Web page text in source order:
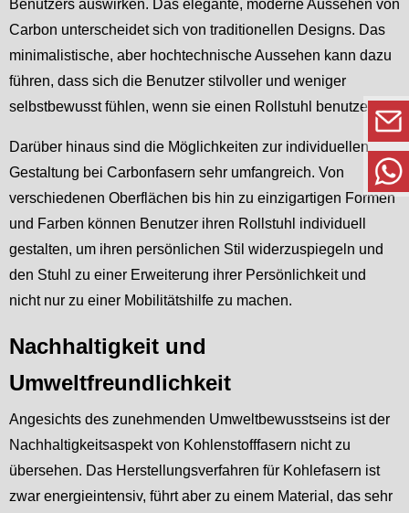
Benutzers auswirken. Das elegante, moderne Aussehen von
Carbon unterscheidet sich von traditionellen Designs. Das
minimalistische, aber hochtechnische Aussehen kann dazu
führen, dass sich die Benutzer stilvoller und weniger
selbstbewusst fühlen, wenn sie einen Rollstuhl benutzen.
Darüber hinaus sind die Möglichkeiten zur individuellen
Gestaltung bei Carbonfasern sehr umfangreich. Von
verschiedenen Oberflächen bis hin zu einzigartigen Formen
und Farben können Benutzer ihren Rollstuhl individuell
gestalten, um ihren persönlichen Stil widerzuspiegeln und
den Stuhl zu einer Erweiterung ihrer Persönlichkeit und
nicht nur zu einer Mobilitätshilfe zu machen.
Nachhaltigkeit und
Umweltfreundlichkeit
Angesichts des zunehmenden Umweltbewusstseins ist der
Nachhaltigkeitsaspekt von Kohlenstofffasern nicht zu
übersehen. Das Herstellungsverfahren für Kohlefasern ist
zwar energieintensiv, führt aber zu einem Material, das sehr